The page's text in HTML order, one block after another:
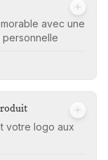
avec une
votre logo aux